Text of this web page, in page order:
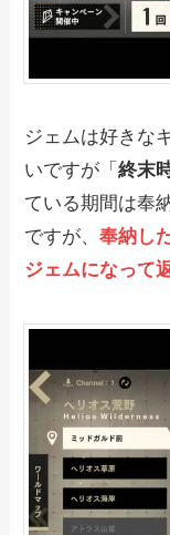
ジェムは好きな
いですが「終末
ている期間は奉
ですが、奉納し
ジェムになって